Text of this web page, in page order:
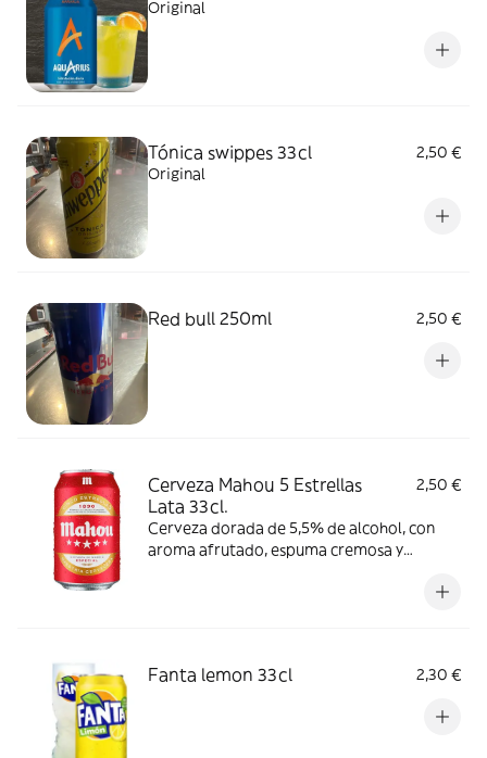
Original
Tónica swippes 33cl
2,50 €
Original
Red bull 250ml 2,50 €
Cerveza Mahou 5 Estrellas
Lata 33cl.
2,50 €
Cerveza dorada de 5,5% de alcohol, con
aroma afrutado, espuma cremosa y
Fanta lemon 33cl 2,30 €